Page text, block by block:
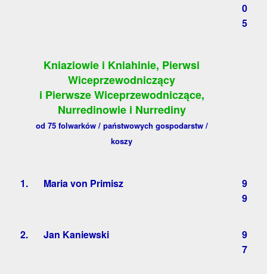
0
5
Kniaziowie i Kniahinie, Pierwsi
Wiceprzewodniczący
i Pierwsze Wiceprzewodniczące,
Nurredinowie i Nurrediny
od 75 folwarków / państwowych gospodarstw /
koszy
1. Maria von Primisz
9
9
2. Jan Kaniewski
9
7